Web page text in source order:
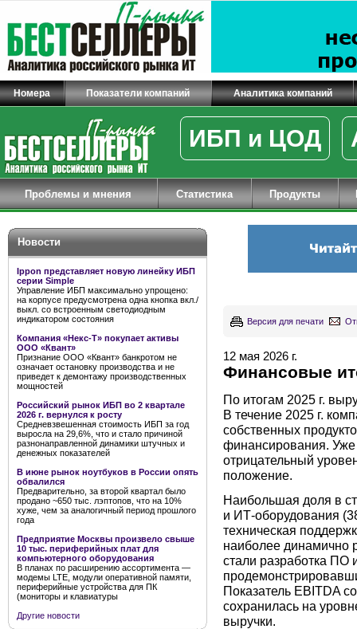
Номера Показатели компаний Аналитика компаний
ИБП и ЦОД
Проблемы и мнения Статистика Продукты
Новости
Ippon представляет новую линейку ИБП
серии Simple
Управление ИБП максимально упрощено:
на корпусе предусмотрена одна кнопка вкл./
выкл. со встроенным светодиодным
индикатором состояния
Компания «Некс-Т» покупает активы
ООО «Квант»
Признание ООО «Квант» банкротом не
означает остановку производства и не
приведет к демонтажу производственных
мощностей
Российский рынок ИБП во 2 квартале
2026 г. вернулся к росту
Средневзвешенная стоимость ИБП за год
выросла на 29,6%, что и стало причиной
разнонаправленной динамики штучных и
денежных показателей
В июне рынок ноутбуков в России опять
обвалился
Предварительно, за второй квартал было
продано ~650 тыс. лэптопов, что на 10%
хуже, чем за аналогичный период прошлого
года
Предприятие Москвы произвело свыше
10 тыс. периферийных плат для
компьютерного оборудования
В планах по расширению ассортимента —
модемы LTE, модули оперативной памяти,
периферийные устройства для ПК
(мониторы и клавиатуры
Другие новости
Версия для печати
12 мая 2026 г.
Финансовые
По итогам 2025 г.
В течение 2025 г.
собственных
финансирования. Уже
отрицательный
положение.
Наибольшая доля в
и ИТ-оборудования
техническая
наиболее динамично
стали разработка ПО
Показатель EBITDA
сохранилась на
выручки.